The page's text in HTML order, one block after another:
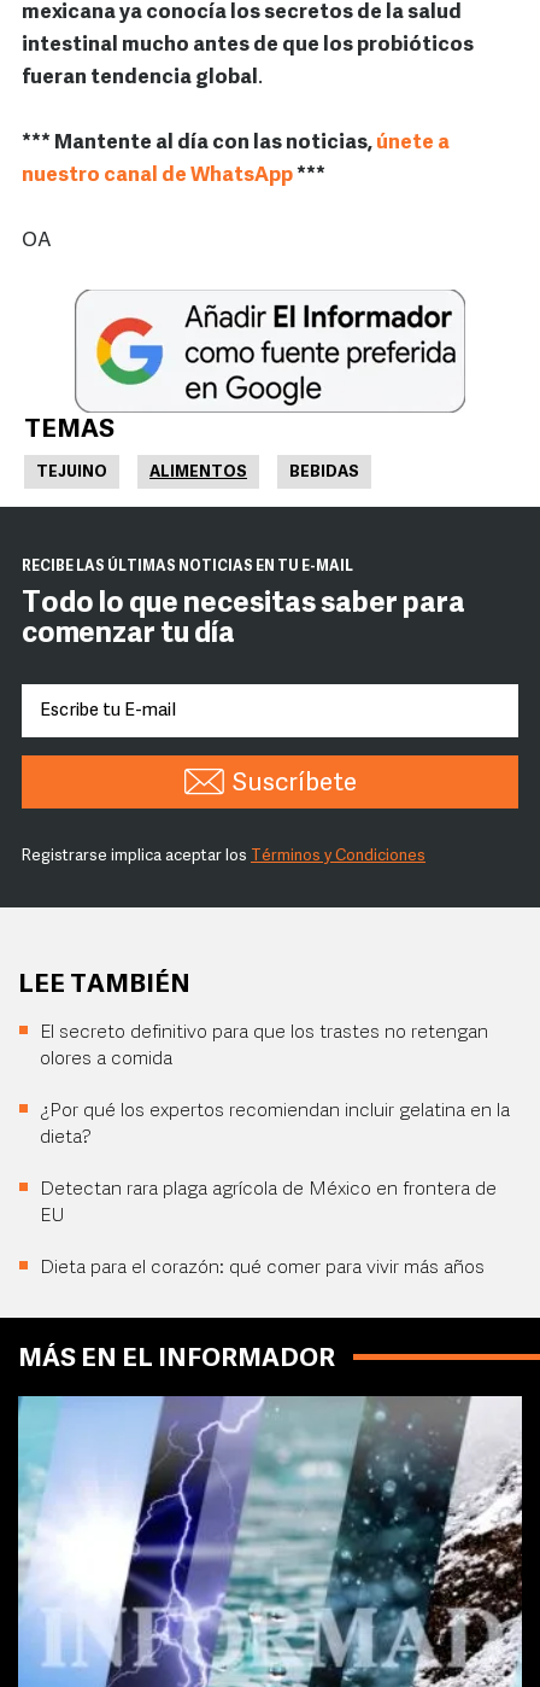
mexicana ya conocía los secretos de la salud
intestinal mucho antes de que los probióticos
fueran tendencia global.
*** Mantente al día con las noticias, únete a
nuestro canal de WhatsApp***
OA
TEMAS
TEJUINO ALIMENTOS BEBIDAS
RECIBE LAS ÚLTIMAS NOTICIAS EN TU E-MAIL
Todo lo que necesitas saber para
comenzar tu día
Suscríbete
Registrarse implica aceptar los Términos y Condiciones
LEE TAMBIÉN
El secreto definitivo para que los trastes no retengan
olores a comida
¿Por qué los expertos recomiendan incluir gelatina en la
dieta?
Detectan rara plaga agrícola de México en frontera de
EU
Dieta para el corazón: qué comer para vivir más años
MÁS EN EL INFORMADOR